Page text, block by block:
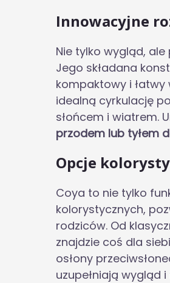
Innowacyjne
Nie tylko wygląd,
Jego składana
kompaktowy i
idealną cyrkulację
słońcem i wiatrem.
przodem lub tyłem
Opcje
Coya to nie tylko
kolorystycznych,
rodziców. Od
znajdzie coś dla
osłony
uzupełniają wygląd